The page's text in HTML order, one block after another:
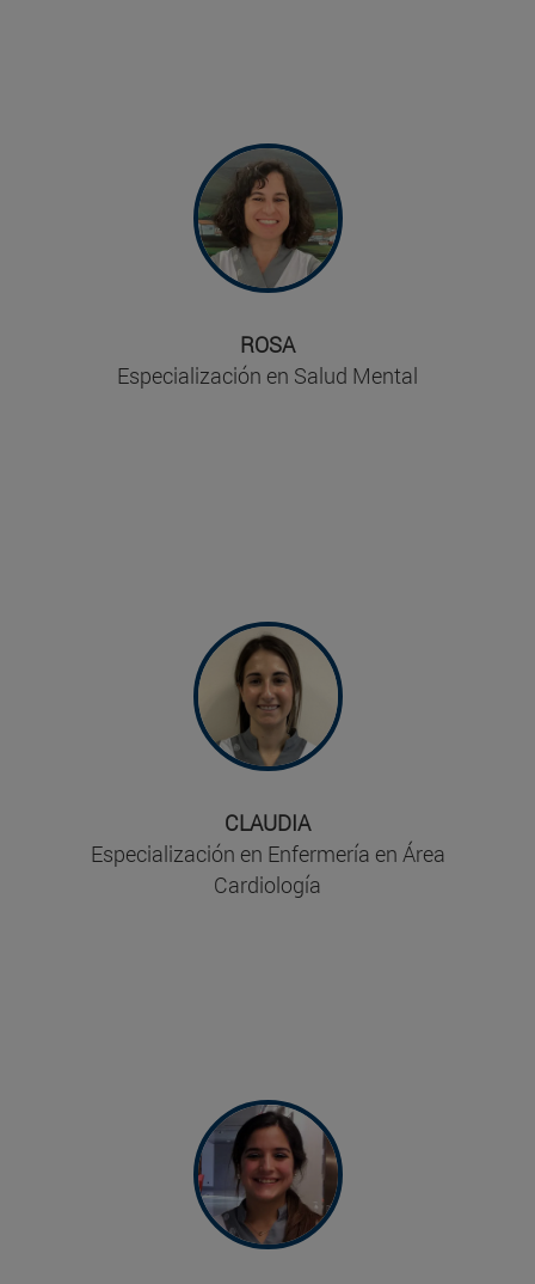
ROSA
Especialización en Salud Mental
laboral como si eres veterana y buscas
nuevos retos o caminos profesionales. Si
sientes la inquietud lánzate a la experiencia,
crecerás como profesional y como
persona".
CLAUDIA
Especialización en Enfermería en Área
Cardiología
sus fases. Dominarás la atención
cardiológica: crónica, crítica y urgencias. Te
prepara para actuar en Hospitalización,
área especial, hemodinámica y
Electrofisiología.Te permite especializarte
en lo que más te apasiona dentro de la
haber elegido la cardiología como pasión".
continuada. Elegí la Clínica por lo que me
podía aportar en mi formación profesional
como en mi formación humana. Una
decisión de la que no me arrepiento".